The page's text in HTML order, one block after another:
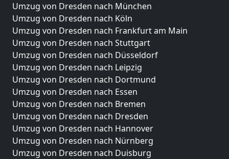
Umzug von Dresden nach München
Umzug von Dresden nach Köln
Umzug von Dresden nach Frankfurt am Main
Umzug von Dresden nach Stuttgart
Umzug von Dresden nach Düsseldorf
Umzug von Dresden nach Leipzig
Umzug von Dresden nach Dortmund
Umzug von Dresden nach Essen
Umzug von Dresden nach Bremen
Umzug von Dresden nach Dresden
Umzug von Dresden nach Hannover
Umzug von Dresden nach Nürnberg
Umzug von Dresden nach Duisburg